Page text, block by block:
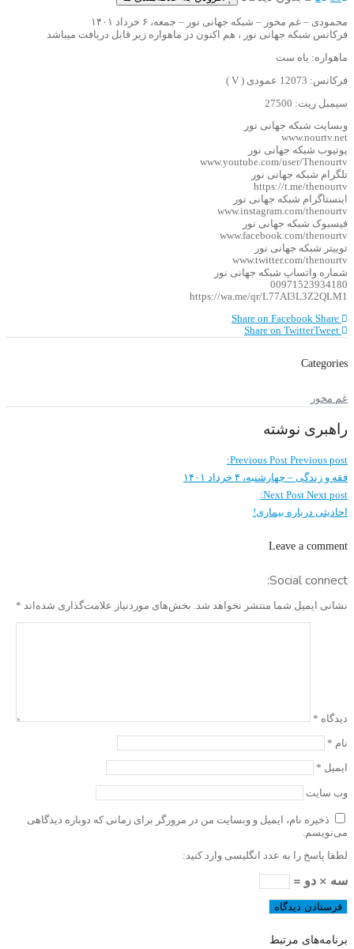
محمودی – غم مخور – شبکه جهانی نور – جمعه، ۶ خرداد ۱۴۰۱
فرکانس شبکه جهانی نور ، هم اکنون در ماهواره زیر قابل دریافت میباشد
ماهواره: یاه ست
فرکانس: 12073 عمودی ( V )
سیمبل ریت: 27500
وبسایت شبکه جهانی نور
www.nourtv.net
یوتیوب شبکه جهانی نور
www.youtube.com/user/Thenourtv
تلگرام شبکه جهانی نور
https://t.me/thenourtv
اینستاگرام شبکه جهانی نور
www.instagram.com/thenourtv
فیسبوک شبکه جهانی نور
www.facebook.com/thenourtv
توییتر شبکه جهانی نور
www.twitter.com/thenourtv
شماره واتساپ شبکه جهانی نور
00971523934180
https://wa.me/qr/L77AI3L3Z2QLM1
Share on Facebook Share
Share on TwitterTweet
Categories
غم مخور
راهبری نوشته
Previous Post Previous post:
فقه و زندگی – چهارشنبه، ۴ خرداد ۱۴۰۱
Next Post Next post:
احادیثی درباره بیماری!
Leave a comment
Social connect:
نشانی ایمیل شما منتشر نخواهد شد. بخش‌های موردنیاز علامت‌گذاری شده‌اند *
دیدگاه *
نام *
ایمیل *
وب‌ سایت
ذخیره نام، ایمیل و وبسایت من در مرورگر برای زمانی که دوباره دیدگاهی
می‌نویسم.
لطفا پاسخ را به عدد انگلیسی وارد کنید:
سه × دو =
برنامه‌های مرتبط